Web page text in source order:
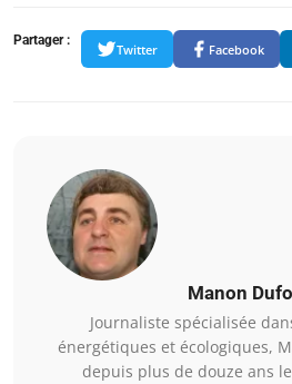
Partager :
Twitter Facebook
Manon
Journaliste spécialisée
énergétiques et écologiques,
depuis plus de douze ans